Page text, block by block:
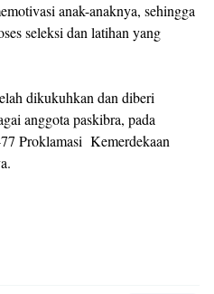
anak-anaknya, sehingga
seleksi dan latihan yang
dikukuhkan dan diberi
anggota paskibra, pada
Proklamasi Kemerdekaan